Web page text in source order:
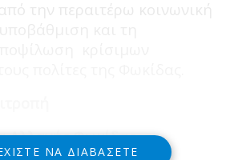
Αλλαγής Φωκίδας
ΝΑ ΔΙΑΒΆΣΕΤΕ